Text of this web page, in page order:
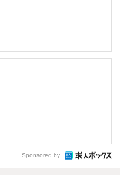
Sponsored by